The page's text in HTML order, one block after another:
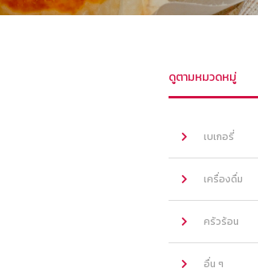
ดูตามหมวดหมู่
เบเกอรี่
เครื่องดื่ม
ครัวร้อน
อื่น ๆ